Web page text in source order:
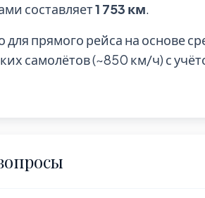
составляет1 753 км.
для прямого рейса на основе
самолётов (~850 км/ч) с